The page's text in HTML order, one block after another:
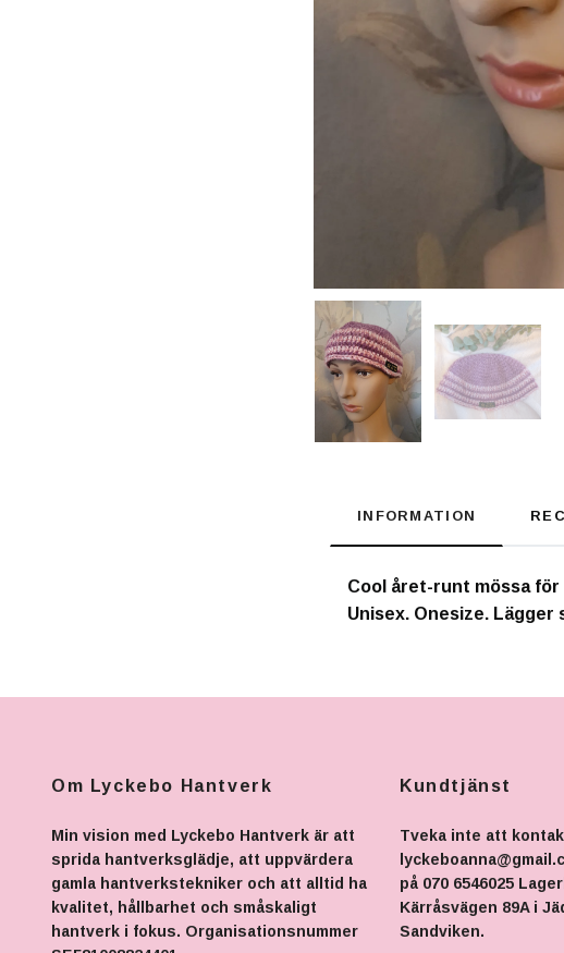
INFORMATION
Cool året-runt mössa för
Unisex. Onesize.
Om Lyckebo Hantverk
Min vision med Lyckebo Hantverk är att
sprida hantverksglädje, att uppvärdera
gamla hantverkstekniker och att alltid ha
kvalitet, hållbarhet och småskaligt
hantverk i fokus. Organisationsnummer
Kundtjänst
Tveka inte att
på 070 6546025
Kärråsvägen 89A i
Sandviken.